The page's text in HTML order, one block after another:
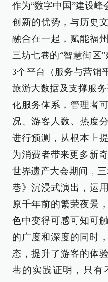
作为“数字中国”建设
创新的优势，与历史
融合在一起，赋能福
三坊七巷的“智慧街区
3个平台（服务与营销
旅游大数据及支撑服
化服务体系，管理者
况、游客人数、热度
进行预测，从根本上
为消费者带来更多新
世界遗产大会期间，
巷》沉浸式演出，运
原千年前的繁荣夜景
色中变得可感可知可
的广度和深度的同时
态，提升了游客的体
巷的实践证明，只有